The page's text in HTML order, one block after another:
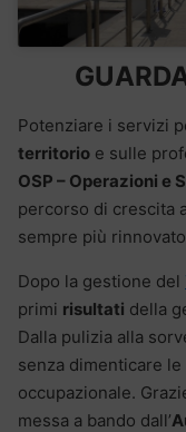
Potenziare i servizi
territorio e sulle
OSP – Operazioni e
percorso di crescita
sempre più
Dopo la gestione del
primi risultati della
Dalla pulizia alla
senza dimenticare
occupazionale.
messa a bando dall’